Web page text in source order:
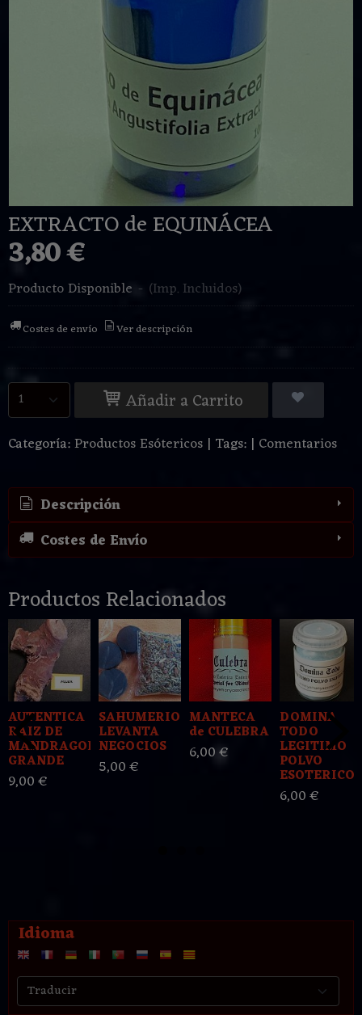
Idioma
EXTRACTO de EQUINÁCEA
3,80 €
Producto Disponible - (Imp. Incluidos)
Costes de envío Ver descripción
Añadir a Carrito
Categoría:Productos Esótericos | Tags: | Comentarios
Descripción
Costes de Envío
Productos Relacionados
AUTENTICA
RAIZ DE
MANDRAGORA
GRANDE
9,00 €
SAHUMERIO
LEVANTA
NEGOCIOS
5,00 €
MANTECA
de CULEBRA
6,00 €
DOMINA
TODO
LEGITIMO
POLVO
6,00 €